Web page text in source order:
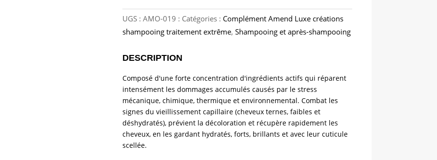
Luxe
Creations
-
shampooing
extrême
UGS :AMO-019 Catégories : Complément Amend Luxe créations
shampooing traitement extrême,Shampooing et après-shampooing
DESCRIPTION
Composé d'une forte concentration d'ingrédients actifs qui réparent
intensément les dommages accumulés causés par le stress
mécanique, chimique, thermique et environnemental. Combat les
signes du vieillissement capillaire (cheveux ternes, faibles et
déshydratés), prévient la décoloration et récupère rapidement les
cheveux, en les gardant hydratés, forts, brillants et avec leur cuticule
scellée.